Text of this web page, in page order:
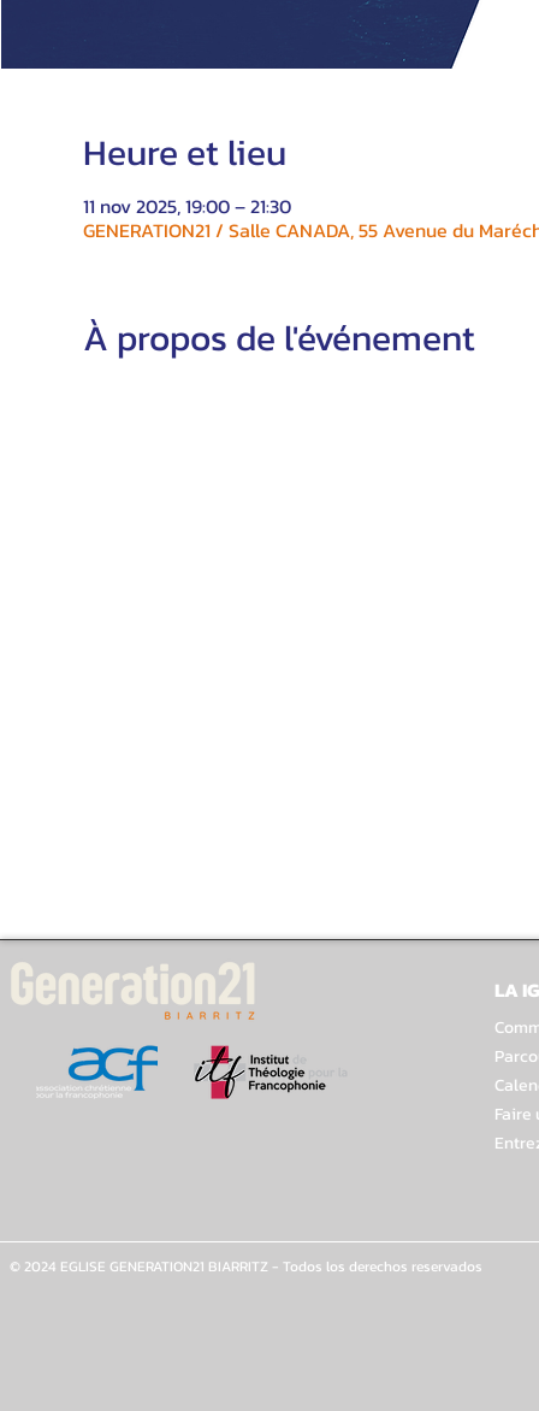
Heure et lieu
11 nov 2025, 19:00 – 21:30
GENERATION21 / Salle CANADA, 55 Avenue du
À propos de l'événement
LA
Faire
© 2024 EGLISE GENERATION21 BIARRITZ - Todos los derechos reservados